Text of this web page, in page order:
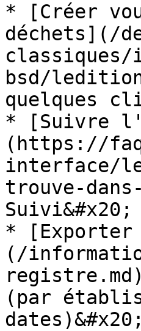
* [Créer
déchets](/
classiques/
bsd/
quelques
* [Suivre
(https://
interface/
trouve-
Suivi&#x20;
*
(/
(par
dates)&#x20;